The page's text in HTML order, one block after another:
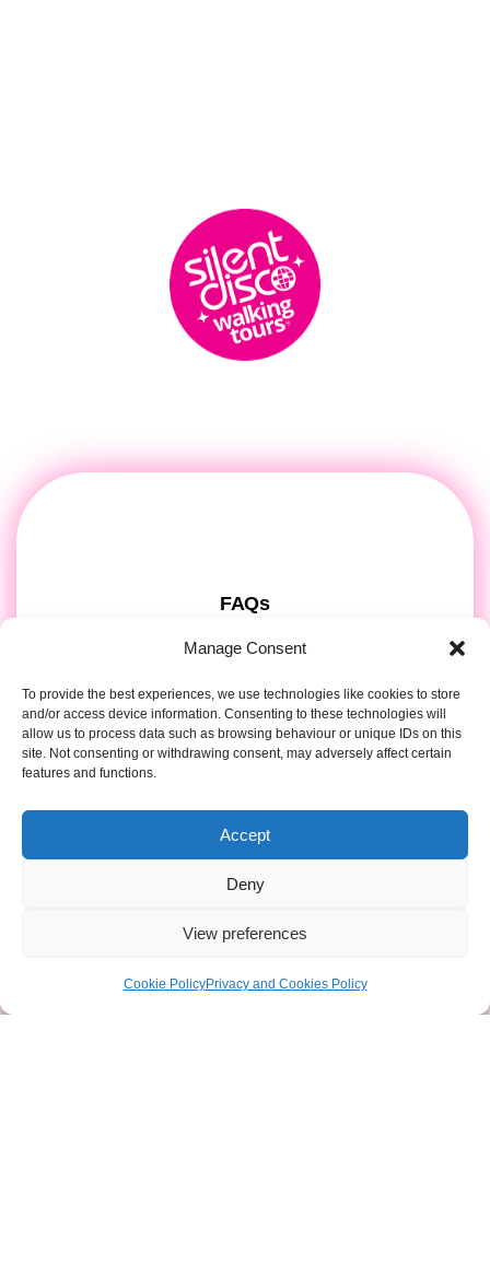
Manage Consent
To provide the best experiences, we use technologies like cookies to store
and/or access device information. Consenting to these technologies will
allow us to process data such as browsing behaviour or unique IDs on this
site. Not consenting or withdrawing consent, may adversely affect certain
features and functions.
Accept
Deny
View preferences
Cookie PolicyPrivacy and Cookies Policy
FAQs
Contact Us
Theatre Tickets
About us & Press
Attendee Information
Privacy & Cookies
Contact Details